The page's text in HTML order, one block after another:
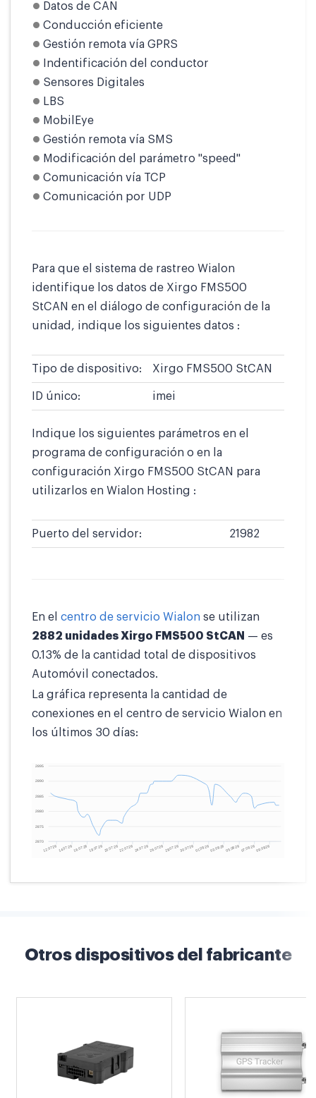
Datos de CAN
Conducción eficiente
Gestión remota vía GPRS
Indentificación del conductor
Sensores Digitales
LBS
MobilEye
Gestión remota vía SMS
Modificación del parámetro "speed"
Comunicación vía TCP
Comunicación por UDP
Para que el sistema de rastreo Wialon
identifique los datos de Xirgo FMS500
StCAN en el diálogo de configuración de la
unidad, indique los siguientes datos :
Tipo de dispositivo: Xirgo FMS500 StCAN
ID único: imei
Indique los siguientes parámetros en el
programa de configuración o en la
configuración Xirgo FMS500 StCAN para
utilizarlos en Wialon Hosting :
Puerto del servidor: 21982
En el centro de servicio Wialon se utilizan
2882 unidades Xirgo FMS500 StCAN — es
0.13% de la cantidad total de dispositivos
Automóvil conectados.
La gráfica representa la cantidad de
conexiones en el centro de servicio Wialon en
los últimos 30 días:
Otros dispositivos del fabricante